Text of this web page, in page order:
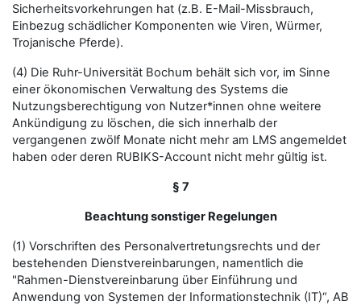
Sicherheitsvorkehrungen hat (z.B. E-Mail-Missbrauch,
Einbezug schädlicher Komponenten wie Viren, Würmer,
Trojanische Pferde).
(4) Die Ruhr-Universität Bochum behält sich vor, im Sinne
einer ökonomischen Verwaltung des Systems die
Nutzungsberechtigung von Nutzer*innen ohne weitere
Ankündigung zu löschen, die sich innerhalb der
vergangenen zwölf Monate nicht mehr am LMS angemeldet
haben oder deren RUBIKS-Account nicht mehr gültig ist.
§ 7
Beachtung sonstiger Regelungen
(1) Vorschriften des Personalvertretungsrechts und der
bestehenden Dienstvereinbarungen, namentlich die
"Rahmen-Dienstvereinbarung über Einführung und
Anwendung von Systemen der Informationstechnik (IT)“, AB